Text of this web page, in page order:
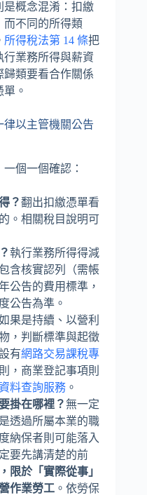
是概念混淆：扣繳
而不同的所得類
所得稅法第 14 條把
業務所得與薪資
歸類要看合作關係
。
律以主管機關公告
個一個確認：
？翻出扣繳憑單看
。相關稅目說明可
執行業務所得得減
含核實認列（需帳
公告的費用標準，
公告為準。
果是持續、以營利
，判斷標準與起徵
有網路交易課稅專
，商業登記事項則
料查詢服務 。
掛在哪裡？無一定
透過所屬本業的職
納保者則可能落入
要先講清楚的前
限於「實際從事」
作業勞工 。依勞保